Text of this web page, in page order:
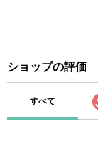
ショップの評価
すべて